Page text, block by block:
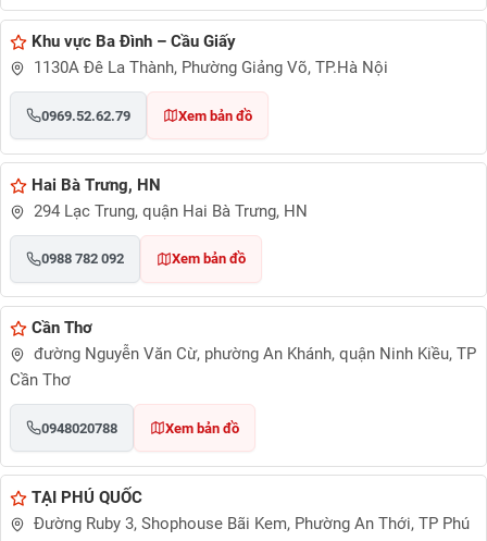
Khu vực Ba Đình – Cầu Giấy
1130A Đê La Thành, Phường Giảng Võ, TP.Hà Nội
0969.52.62.79 Xem bản đồ
Hai Bà Trưng, HN
294 Lạc Trung, quận Hai Bà Trưng, HN
0988 782 092 Xem bản đồ
Cần Thơ
đường Nguyễn Văn Cừ, phường An Khánh, quận Ninh Kiều, TP
Cần Thơ
0948020788 Xem bản đồ
TẠI PHÚ QUỐC
Đường Ruby 3, Shophouse Bãi Kem, Phường An Thới, TP Phú